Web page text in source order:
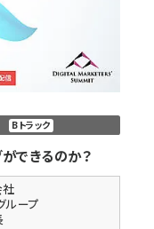
Bトラック
できるのか？
社
ープ